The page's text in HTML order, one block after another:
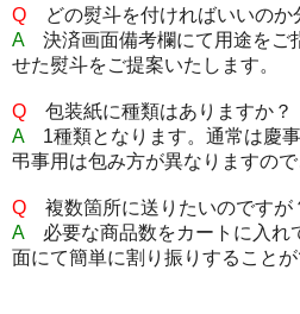
Q
どの熨斗を付ければいいのか
A 決済画面備考欄にて用途をご
せた熨斗をご提案いたします。
Q 包装紙に種類はありますか？
A 1種類となります。通常は慶
弔事用は包み方が異なりますので
Q 複数箇所に送りたいのですが
A 必要な商品数をカートに入れ
面にて簡単に割り振りすることが